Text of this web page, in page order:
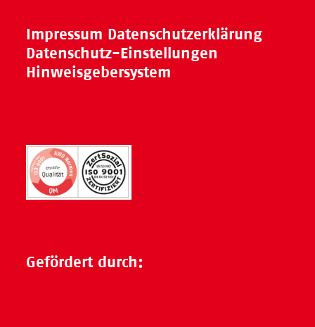
Impressum Datenschutzerklärung
Datenschutz-Einstellungen
Hinweisgebersystem
Gefördert durch: